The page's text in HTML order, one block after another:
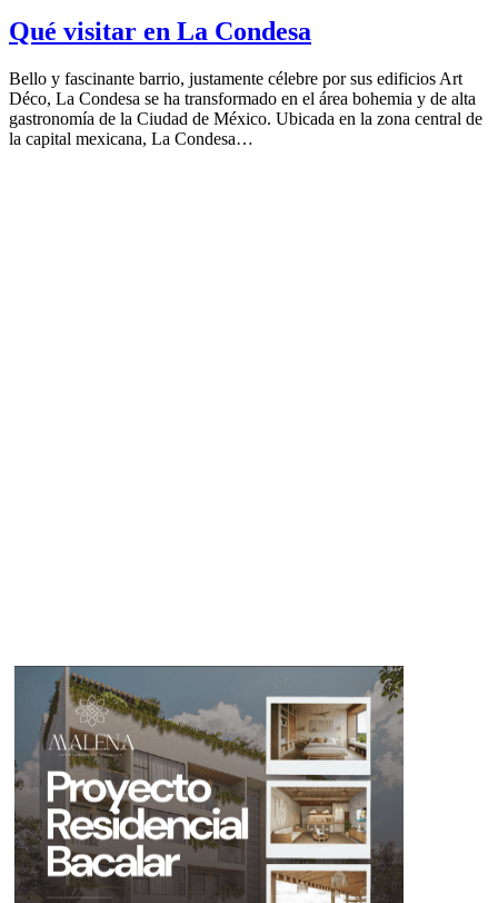
Qué visitar en La Condesa
Bello y fascinante barrio, justamente célebre por sus edificios Art
Déco, La Condesa se ha transformado en el área bohemia y de alta
gastronomía de la Ciudad de México. Ubicada en la zona central de
la capital mexicana, La Condesa…